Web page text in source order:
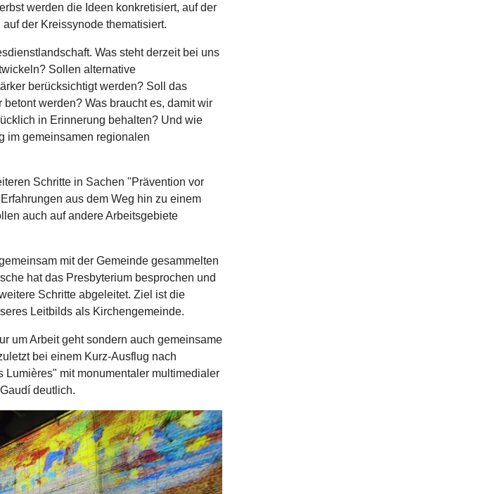
werden die Ideen konkretisiert, auf der
der Kreissynode thematisiert.
Was steht derzeit bei uns
Sollen alternative
berücksichtigt werden? Soll das
werden? Was braucht es, damit wir
in Erinnerung behalten? Und wie
im gemeinsamen regionalen
Schritte in Sachen "Prävention vor
aus dem Weg hin zu einem
auch auf andere Arbeitsgebiete
mit der Gemeinde gesammelten
hat das Presbyterium besprochen und
Schritte abgeleitet. Ziel ist die
Leitbilds als Kirchengemeinde.
um Arbeit geht sondern auch gemeinsame
bei einem Kurz-Ausflug nach
Lumières" mit monumentaler multimedialer
deutlich.